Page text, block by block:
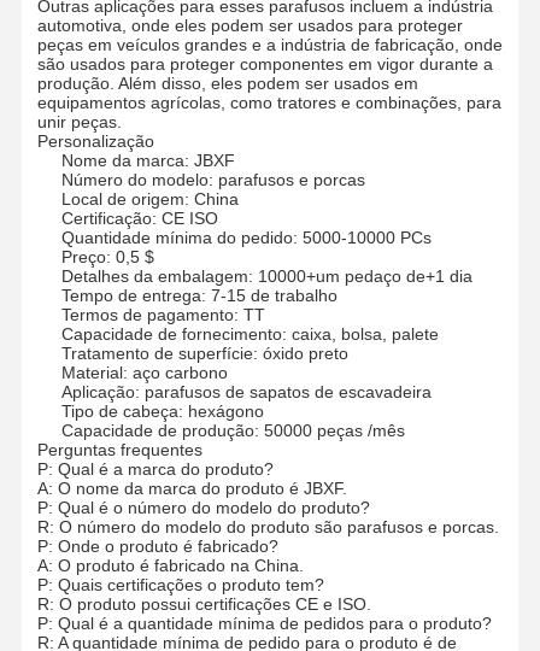
Outras aplicações para esses parafusos incluem a indústria
automotiva, onde eles podem ser usados para proteger
peças em veículos grandes e a indústria de fabricação, onde
são usados para proteger componentes em vigor durante a
produção. Além disso, eles podem ser usados em
equipamentos agrícolas, como tratores e combinações, para
unir peças.
Personalização
Nome da marca: JBXF
Número do modelo: parafusos e porcas
Local de origem: China
Certificação: CE ISO
Quantidade mínima do pedido: 5000-10000 PCs
Preço: 0,5 $
Detalhes da embalagem: 10000+um pedaço de+1 dia
Tempo de entrega: 7-15 de trabalho
Termos de pagamento: TT
Capacidade de fornecimento: caixa, bolsa, palete
Tratamento de superfície: óxido preto
Material: aço carbono
Aplicação: parafusos de sapatos de escavadeira
Tipo de cabeça: hexágono
Capacidade de produção: 50000 peças /mês
Perguntas frequentes
P: Qual é a marca do produto?
A: O nome da marca do produto é JBXF.
P: Qual é o número do modelo do produto?
R: O número do modelo do produto são parafusos e porcas.
P: Onde o produto é fabricado?
A: O produto é fabricado na China.
P: Quais certificações o produto tem?
R: O produto possui certificações CE e ISO.
P: Qual é a quantidade mínima de pedidos para o produto?
R: A quantidade mínima de pedido para o produto é de